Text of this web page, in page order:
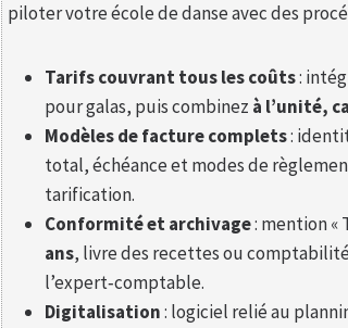
piloter votre école de danse avec des
Tarifs couvrant tous les coûts:
pour galas, puis combinez à l’unité,
Modèles de facture complets:
total, échéance et modes de
tarification.
Conformité et archivage: mention «
ans, livre des recettes ou
l’expert‑comptable.
Digitalisation: logiciel relié au